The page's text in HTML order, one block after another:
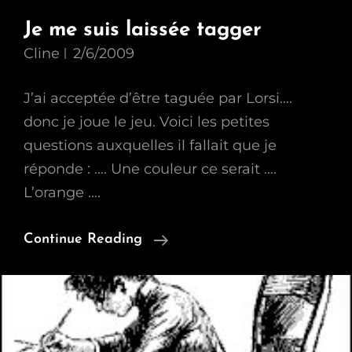
Je me suis laissée tagger
Cline 2/6/2009
J’ai acceptée d’être taguée par Lorsi….
donc je joue le jeu. Voici les petites
questions auxquelles il fallait que je
réponde : …. Une couleur ce serait ….
L’orange ….
Continue Reading
Je
Suis
Laissée
Tagger